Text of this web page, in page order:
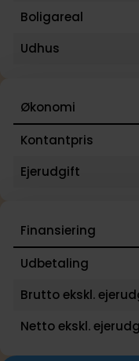
Boligareal
Udhus
Økonomi
Kontantpris
Ejerudgift
Finansiering
Udbetaling
Brutto ekskl.
Netto ekskl.